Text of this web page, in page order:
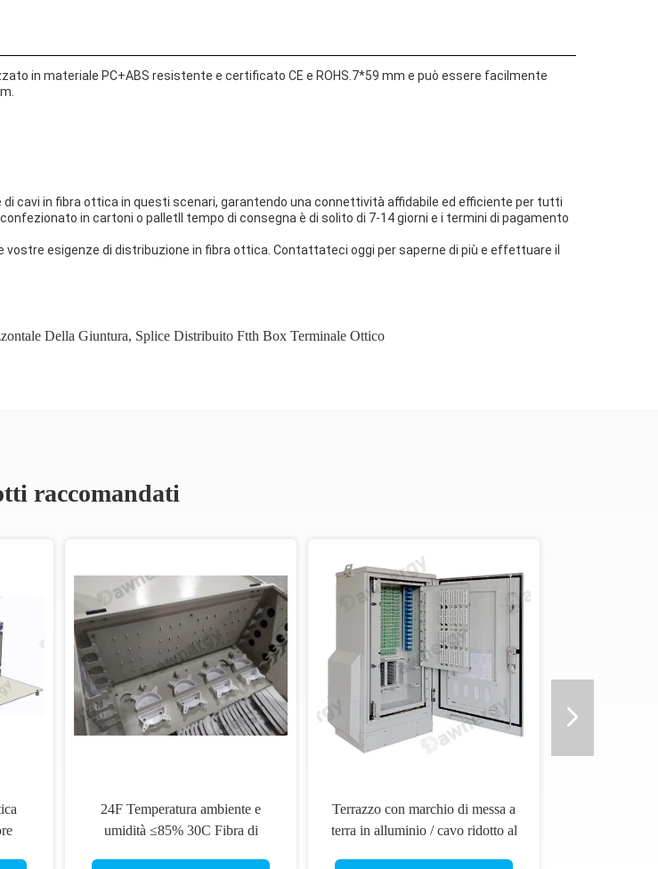
in materiale PC+ABS resistente e certificato CE e ROHS.7*59 mm e può essere facilmente
cavi in fibra ottica in questi scenari, garantendo una connettività affidabile ed efficiente per tutti
in cartoni o palletIl tempo di consegna è di solito di 7-14 giorni e i termini di pagamento
vostre esigenze di distribuzione in fibra ottica. Contattateci oggi per saperne di più e effettuare il
Della Giuntura, Splice Distribuito Ftth Box Terminale Ottico
raccomandati
24F Temperatura ambiente e
umidità ≤85% 30C Fibra di
Terrazzo con marchio di messa a
terra in alluminio / cavo ridotto al